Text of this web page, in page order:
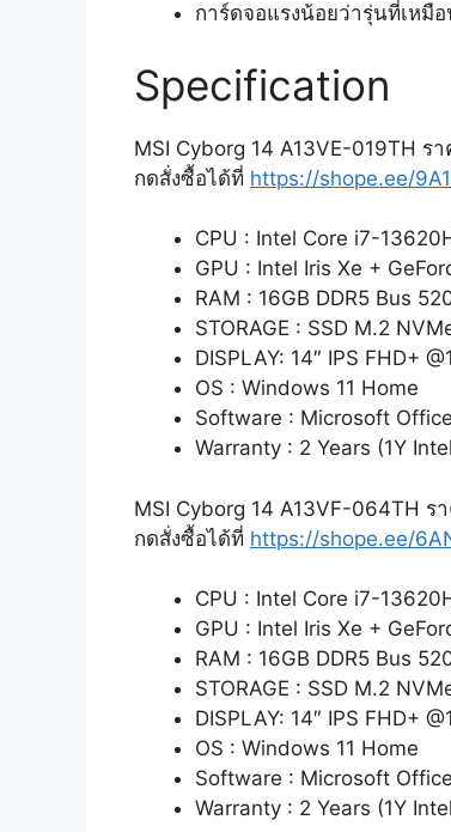
การ์ดจอแรงน้อยว่ารุ่นที่เหมื
Specification
MSI Cyborg 14 A13VE-019TH ร
กดสั่งซื้อได้ที่ https://shope.ee/
CPU : Intel Core i7-
GPU : Intel Iris Xe +
RAM : 16GB DDR5 Bus
STORAGE : SSD M.2
DISPLAY: 14″ IPS FHD+
OS : Windows 11 Home
Software : Microsoft
Warranty : 2 Years (1Y
MSI Cyborg 14 A13VF-064TH ร
กดสั่งซื้อได้ที่ https://shope.ee/
CPU : Intel Core i7-
GPU : Intel Iris Xe +
RAM : 16GB DDR5 Bus
STORAGE : SSD M.2
DISPLAY: 14″ IPS FHD+
OS : Windows 11 Home
Software : Microsoft
Warranty : 2 Years (1Y